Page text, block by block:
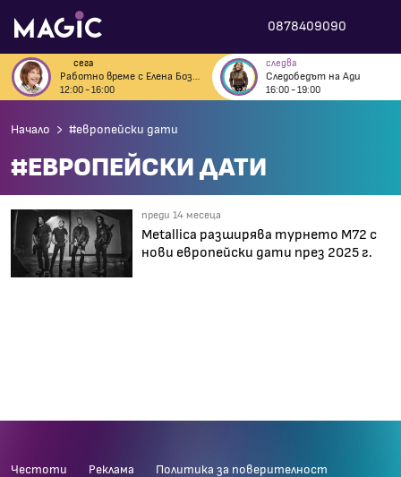
0878409090
сега
12:00 - 16:00
следва
Следобедът на Ади
16:00 - 19:00
Начало #европейски дати
#ЕВРОПЕЙСКИ ДАТИ
преди 14 месеца
Metallica разширява турнето M72 с
нови европейски дати през 2025 г.
Честоти Реклама Политика за поверителност